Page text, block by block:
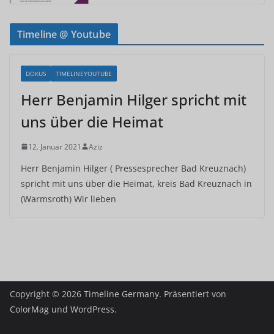
Timeline @ Youtube
DOKUS TIMELINEYOUTUBE
Herr Benjamin Hilger spricht mit
uns über die Heimat
12. Januar 2021 Aziz
Herr Benjamin Hilger ( Pressesprecher Bad Kreuznach)
spricht mit uns über die Heimat, kreis Bad Kreuznach in
(Warmsroth) Wir lieben
Copyright © 2026 Timeline Germany. Präsentiert von
ColorMag und WordPress.